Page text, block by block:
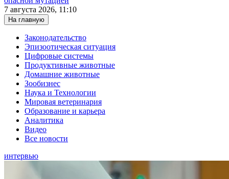
7 августа 2026, 11:10
На главную
Законодательство
Эпизоотическая ситуация
Цифровые системы
Продуктивные животные
Домашние животные
Зообизнес
Наука и Технологии
Мировая ветеринария
Образование и карьера
Аналитика
Видео
Все новости
интервью